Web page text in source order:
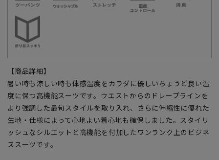
【商品詳細】
暑い時も涼しい時も体感温度をカラダに優しいちょうど良い温
度に保つ高機能スーツです。ウエストからのドレープラインを
より強調した最旬スタイルを取り入れ、さらに伸縮性に優れた
生地・仕様によって心地よい着心地も確保しました。スタイリ
ッシュなシルエットと高機能を付加したワンランク上のビジネ
ススーツです。